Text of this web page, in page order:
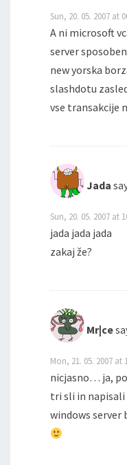
Sun, 20. 05. 2007 at
A ni microsoft
server
new yorska
slashdotu
vse transakcije
Jada
Sun, 20. 05. 2007 at
jada jada jada
zakaj že?
Mr|ce
Mon, 21. 05. 2007 at
nicjasno… ja,
tri sli in
windows server